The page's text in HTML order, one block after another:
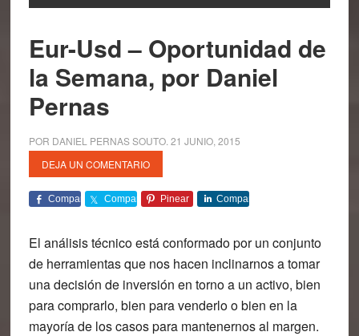
Eur-Usd – Oportunidad de
la Semana, por Daniel
Pernas
POR DANIEL PERNAS SOUTO. 21 JUNIO, 2015
DEJA UN COMENTARIO
Comparte Comparte Pinear Comparte
El análisis técnico está conformado por un conjunto
de herramientas que nos hacen inclinarnos a tomar
una decisión de inversión en torno a un activo, bien
para comprarlo, bien para venderlo o bien en la
mayoría de los casos para mantenernos al margen.